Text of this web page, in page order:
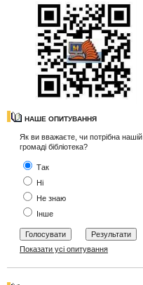
НАШЕ ОПИТУВАННЯ
Як ви вважаєте, чи потрібна нашій
громаді бібліотека?
Так
Ні
Не знаю
Інше
Показати усі опитування